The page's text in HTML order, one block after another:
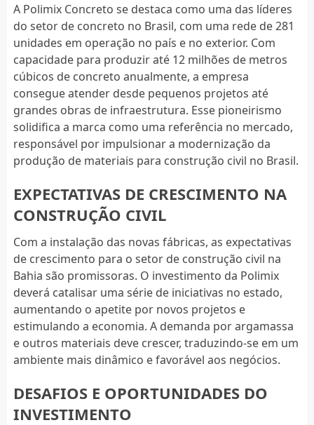
A Polimix Concreto se destaca como uma das líderes
do setor de concreto no Brasil, com uma rede de 281
unidades em operação no país e no exterior. Com
capacidade para produzir até 12 milhões de metros
cúbicos de concreto anualmente, a empresa
consegue atender desde pequenos projetos até
grandes obras de infraestrutura. Esse pioneirismo
solidifica a marca como uma referência no mercado,
responsável por impulsionar a modernização da
produção de materiais para construção civil no Brasil.
EXPECTATIVAS DE CRESCIMENTO NA
CONSTRUÇÃO CIVIL
Com a instalação das novas fábricas, as expectativas
de crescimento para o setor de construção civil na
Bahia são promissoras. O investimento da Polimix
deverá catalisar uma série de iniciativas no estado,
aumentando o apetite por novos projetos e
estimulando a economia. A demanda por argamassa
e outros materiais deve crescer, traduzindo-se em um
ambiente mais dinâmico e favorável aos negócios.
DESAFIOS E OPORTUNIDADES DO
INVESTIMENTO